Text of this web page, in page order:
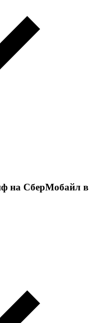
на СберМобайл в